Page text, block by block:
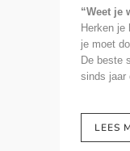
“Weet je
Herken je
je moet
De beste
sinds jaar
LEES